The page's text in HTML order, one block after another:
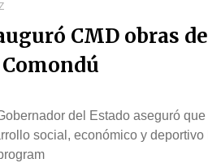
CMD obras
del Estado aseguró
social, económico y